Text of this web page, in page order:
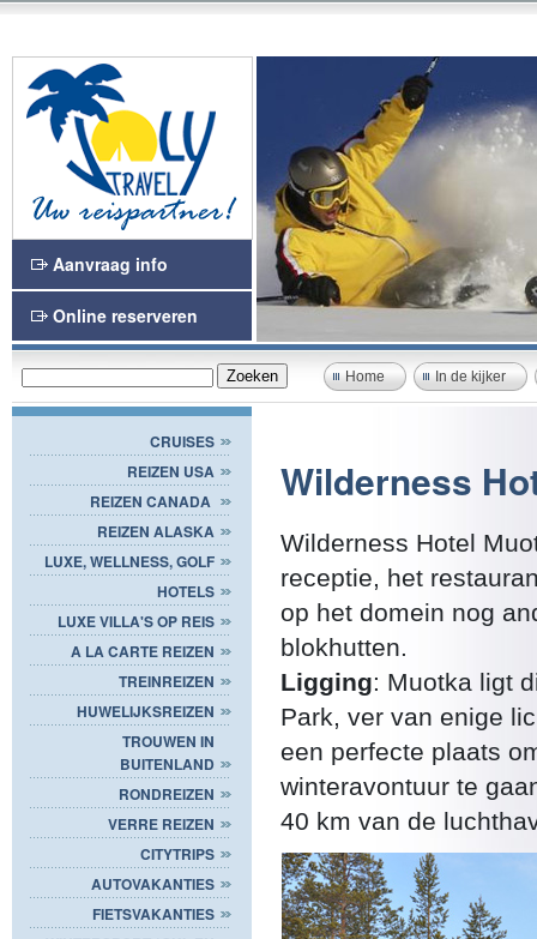
Aanvraag info
Online reserveren
Home In de kijker
CRUISES
REIZEN USA
REIZEN CANADA
REIZEN ALASKA
LUXE, WELLNESS, GOLF
HOTELS
LUXE VILLA'S OP REIS
A LA CARTE REIZEN
TREINREIZEN
HUWELIJKSREIZEN
TROUWEN IN
BUITENLAND
RONDREIZEN
VERRE REIZEN
CITYTRIPS
AUTOVAKANTIES
FIETSVAKANTIES
Wilderness
Wilderness Hotel
receptie, het
op het domein nog
blokhutten.
Ligging: Muotka ligt
Park, ver van enige
een perfecte plaats
winteravontuur te
40 km van de